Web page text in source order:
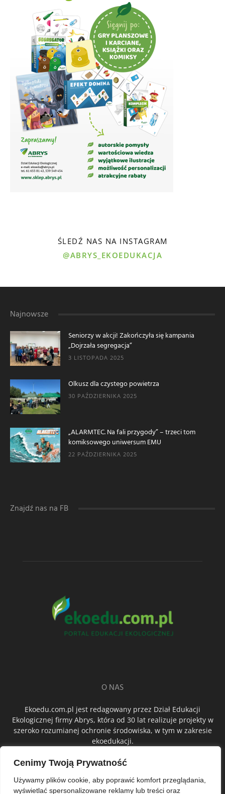
Cenimy Twoją Prywatność
Używamy plików cookie, aby poprawić komfort przeglądania,
wyświetlać spersonalizowane reklamy lub treści oraz
ŚLEDŹ NAS NA INSTAGRAM
@ABRYS_EKOEDUKACJA
Najnowsze
Seniorzy w akcji! Zakończyła się kampania
„Dojrzała segregacja”
3 LISTOPADA 2025
Olkusz dla czystego powietrza
30 PAŹDZIERNIKA 2025
„ALARMTEC. Na fali przygody” – trzeci tom
komiksowego uniwersum EMU
22 PAŹDZIERNIKA 2025
Znajdź nas na FB
O NAS
Ekoedu.com.pl jest redagowany przez Dział Edukacji
Ekologicznej firmy Abrys, która od 30 lat realizuje projekty w
szeroko rozumianej ochronie środowiska, w tym w zakresie
ekoedukacji.
ŚLEDŹ NAS